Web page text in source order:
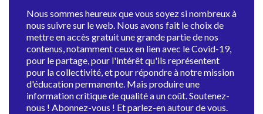
Nous sommes heureux que vous soyez si nombreux à
nous suivre sur le web. Nous avons fait le choix de
mettre en accès gratuit une grande partie de nos
contenus, notamment ceux en lien avec le Covid-19,
pour le partage, pour l'intérêt qu'ils représentent
pour la collectivité, et pour répondre à notre mission
d'éducation permanente. Mais produire une
information critique de qualité a un coût. Soutenez-
nous ! Abonnez-vous ! Et parlez-en autour de vous.